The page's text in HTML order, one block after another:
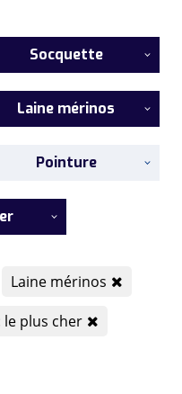
Socquette
Laine mérinos
Pointure
Laine mérinos
le plus cher